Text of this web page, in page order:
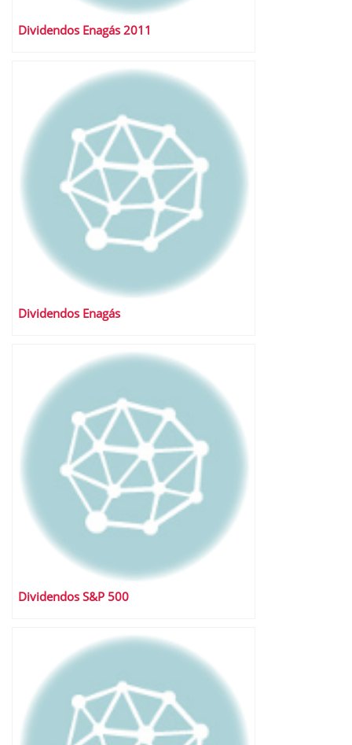
Dividendos Enagás 2011
Dividendos Enagás
Dividendos S&P 500